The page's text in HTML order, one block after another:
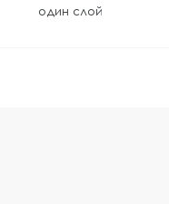
один слой